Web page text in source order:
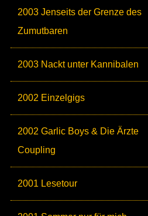
2003 Jenseits der Grenze des
Zumutbaren
2003 Nackt unter Kannibalen
2002 Einzelgigs
2002 Garlic Boys & Die Ärzte
Coupling
2001 Lesetour